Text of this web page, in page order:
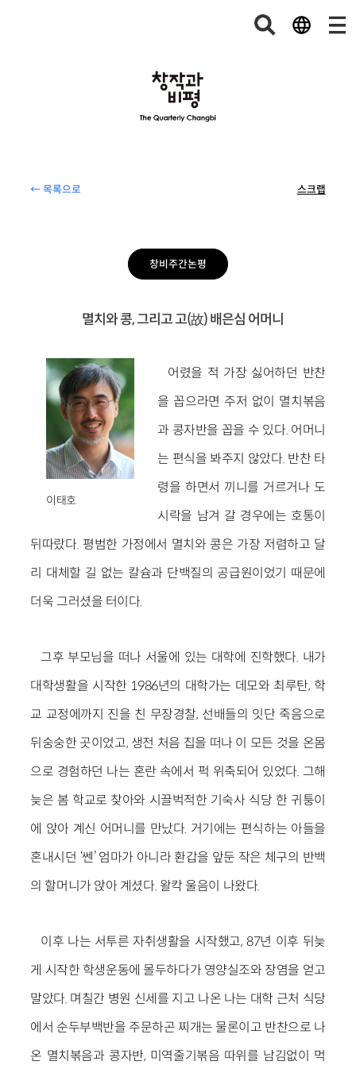
← 목록으로 스크랩
창비주간논평
멸치와 콩, 그리고 고(故) 배은심 어머니
이태호
어렸을 적 가장 싫어하던 반찬
을 꼽으라면 주저 없이 멸치볶음
과 콩자반을 꼽을 수 있다. 어머니
는 편식을 봐주지 않았다. 반찬 타
령을 하면서 끼니를 거르거나 도
시락을 남겨 갈 경우에는 호통이
뒤따랐다. 평범한 가정에서 멸치와 콩은 가장 저렴하고 달
리 대체할 길 없는 칼슘과 단백질의 공급원이었기 때문에
더욱 그러셨을 터이다.
그후 부모님을 떠나 서울에 있는 대학에 진학했다. 내가
대학생활을 시작한 1986년의 대학가는 데모와 최루탄, 학
교 교정에까지 진을 친 무장경찰, 선배들의 잇단 죽음으로
뒤숭숭한 곳이었고, 생전 처음 집을 떠나 이 모든 것을 온몸
으로 경험하던 나는 혼란 속에서 퍽 위축되어 있었다. 그해
늦은 봄 학교로 찾아와 시끌벅적한 기숙사 식당 한 귀퉁이
에 앉아 계신 어머니를 만났다. 거기에는 편식하는 아들을
혼내시던 ‘쎈’ 엄마가 아니라 환갑을 앞둔 작은 체구의 반백
의 할머니가 앉아 계셨다. 왈칵 울음이 나왔다.
이후 나는 서투른 자취생활을 시작했고, 87년 이후 뒤늦
게 시작한 학생운동에 몰두하다가 영양실조와 장염을 얻고
말았다. 며칠간 병원 신세를 지고 나온 나는 대학 근처 식당
에서 순두부백반을 주문하곤 찌개는 물론이고 반찬으로 나
온 멸치볶음과 콩자반, 미역줄기볶음 따위를 남김없이 먹